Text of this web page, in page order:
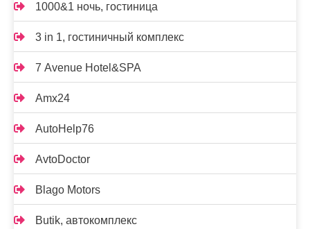
1000&1 ночь, гостиница
3 in 1, гостиничный комплекс
7 Avenue Hotel&SPA
Amx24
AutoHelp76
AvtoDoctor
Blago Motors
Butik, автокомплекс